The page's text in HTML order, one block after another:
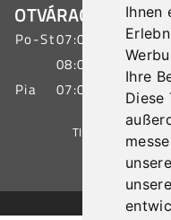
Ihnen
Ihre
Diese
OTVÁRACIE
Po-St07:00 - 15:30
08:00 - 19:00
Pia
07:00 - 12:00
TIRÁŽ
© 2026